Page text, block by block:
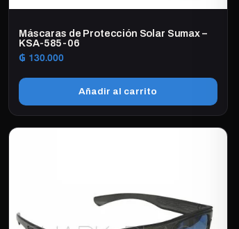
Máscaras de Protección Solar Sumax –
KSA-585-06
₲ 130.000
Añadir al carrito